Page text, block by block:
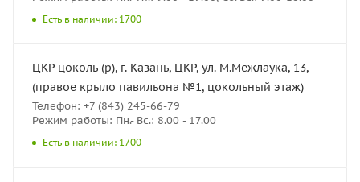
Есть в наличии: 1700
ЦКР цоколь (р), г. Казань, ЦКР, ул. М.Межлаука, 13,
(правое крыло павильона №1, цокольный этаж)
Телефон: +7 (843) 245-66-79
Режим работы: Пн.- Вс.: 8.00 - 17.00
Есть в наличии: 1700